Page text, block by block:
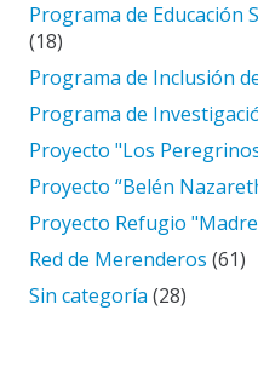
Programa de Educación
(18)
Programa de Inclusión
Programa de
Proyecto "Los
Proyecto “Belén
Proyecto Refugio
Red de Merenderos (61)
Sin categoría (28)